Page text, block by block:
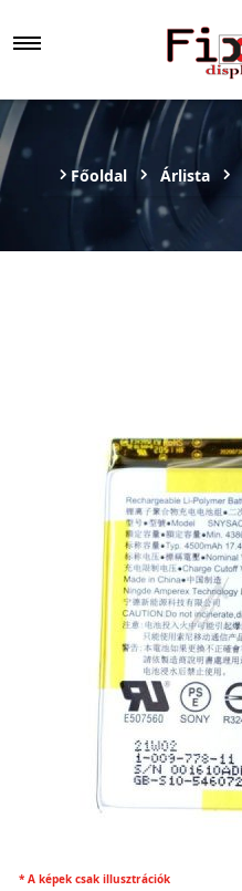
Főoldal Árlista
* A képek csak illusztrációk